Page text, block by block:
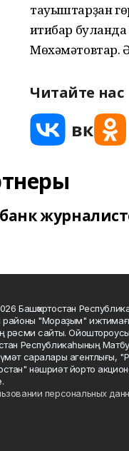
тауыштарҙан
иғтибар
Мөхәмәтовтар.
Читайте нас
Башҡортостан
районы "Мораҙым"
рәсми сайты.
Республикаһының
саралары агентлығы,
нәшриәт йорто
персональных